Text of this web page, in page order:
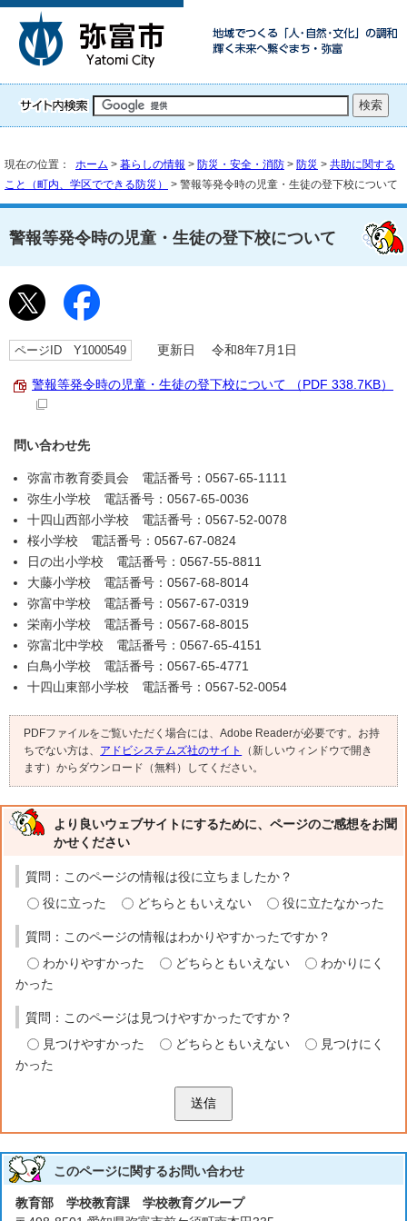
現在の位置： ホーム > 暮らしの情報 > 防災・安全・消防 > 防災 > 共助に関する
こと（町内、学区でできる防災）
> 警報等発令時の児童・生徒の登下校について
警報等発令時の児童・生徒の登下校について
ページID Y1000549 更新日 令和8年7月1日
警報等発令時の児童・生徒の登下校について （PDF 338.7KB）
問い合わせ先
弥富市教育委員会 電話番号：0567-65-1111
弥生小学校 電話番号：0567-65-0036
十四山西部小学校 電話番号：0567-52-0078
桜小学校 電話番号：0567-67-0824
日の出小学校 電話番号：0567-55-8811
大藤小学校 電話番号：0567-68-8014
弥富中学校 電話番号：0567-67-0319
栄南小学校 電話番号：0567-68-8015
弥富北中学校 電話番号：0567-65-4151
白鳥小学校 電話番号：0567-65-4771
十四山東部小学校 電話番号：0567-52-0054
PDFファイルをご覧いただく場合には、Adobe Readerが必要です。お持
ちでない方は、 アドビシステムズ社のサイト
（新しいウィンドウで開き
ます）からダウンロード（無料）してください。
より良いウェブサイトにするために、ページのご感想をお聞
かせください
質問：このページの情報は役に立ちましたか？
役に立った
どちらともいえない 役に立たなかった
質問：このページの情報はわかりやすかったですか？
わかりやすかった
どちらともいえない
わかりにく
かった
質問：このページは見つけやすかったですか？
見つけやすかった
どちらともいえない
見つけにく
かった
送信
このページに関するお問い合わせ
教育部 学校教育課 学校教育グループ